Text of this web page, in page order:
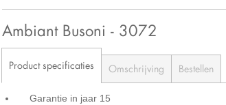
Ambiant Busoni - 3072
Product specificaties Omschrijving Bestellen
Garantie in jaar 15